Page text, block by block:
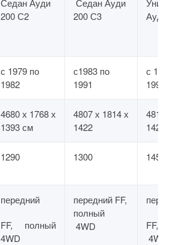
Седан Ауди
200 С2
Седан Ауди
200 С3
с 1979 по
1982
с1983 по
1991
с
1991
4680 х 1768 х
1393 см
4807 х 1814 х
1422
4810
1422
1290 1300 1450
передний
FF, полный
4WD
передний FF,
полный
4WD
FF,
4WD